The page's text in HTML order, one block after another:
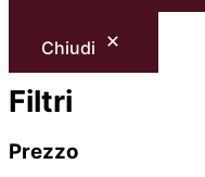
Chiudi
Filtri
Prezzo